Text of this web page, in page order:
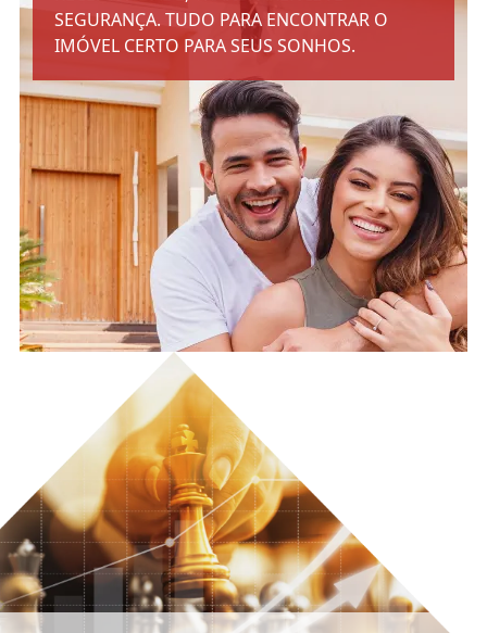
SEGURANÇA. TUDO PARA ENCONTRAR O
IMÓVEL CERTO PARA SEUS SONHOS.